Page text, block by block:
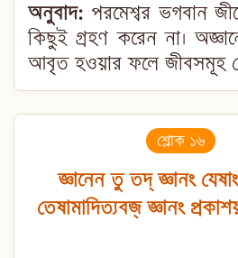
অনুবাদ: পরমেশ্বর ভগবান
কিছুই গ্রহণ করেন না।
আবৃত হওয়ার ফলে জীবসমূহ
শ্লোক ১৬
জ্ঞানেন তু তদ্ জ্ঞানং
তেষামাদিত্যবজ্ জ্ঞানং